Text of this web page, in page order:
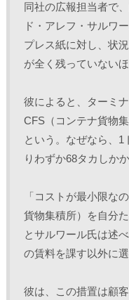
同社の広報担当者で
ド・アレフ・サルワ
プレス紙に対し、状
が全く残っていない
彼によると、ターミ
CFS（コンテナ貨物
という。なぜなら、1
りわずか68タカしか
「コストが最小限な
貨物集積所）を自分
とサルワール氏は述
の賃料を課す以外に
彼は、この措置は顧